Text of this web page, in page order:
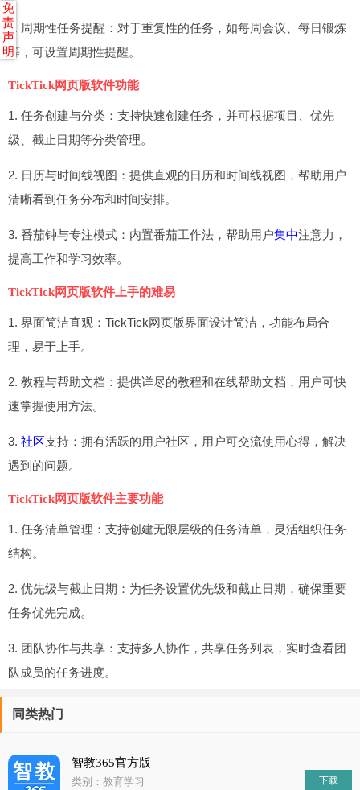
3. 周期性任务提醒：对于重复性的任务，如每周会议、每日锻炼
等，可设置周期性提醒。
TickTick网页版软件功能
1. 任务创建与分类：支持快速创建任务，并可根据项目、优先
级、截止日期等分类管理。
2. 日历与时间线视图：提供直观的日历和时间线视图，帮助用户
清晰看到任务分布和时间安排。
3. 番茄钟与专注模式：内置番茄工作法，帮助用户集中注意力，
提高工作和学习效率。
TickTick网页版软件上手的难易
1. 界面简洁直观：TickTick网页版界面设计简洁，功能布局合
理，易于上手。
2. 教程与帮助文档：提供详尽的教程和在线帮助文档，用户可快
速掌握使用方法。
3. 社区支持：拥有活跃的用户社区，用户可交流使用心得，解决
遇到的问题。
TickTick网页版软件主要功能
1. 任务清单管理：支持创建无限层级的任务清单，灵活组织任务
结构。
2. 优先级与截止日期：为任务设置优先级和截止日期，确保重要
任务优先完成。
3. 团队协作与共享：支持多人协作，共享任务列表，实时查看团
队成员的任务进度。
同类热门
智教365官方版
类别：教育学习
下载
免
责
声
明